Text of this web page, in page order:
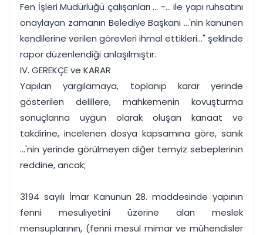
Fen İşleri Müdürlüğü çalışanları ... -... ile yapı ruhsatını
onaylayan zamanın Belediye Başkanı ...'nin kanunen
kendilerine verilen görevleri ihmal ettikleri..." şeklinde
rapor düzenlendiği anlaşılmıştır.
IV. GEREKÇE ve KARAR
Yapılan yargılamaya, toplanıp karar yerinde
gösterilen delillere, mahkemenin kovuşturma
sonuçlarına uygun olarak oluşan kanaat ve
takdirine, incelenen dosya kapsamına göre, sanık
...'nin yerinde görülmeyen diğer temyiz sebeplerinin
reddine, ancak;
3194 sayılı İmar Kanunun 28. maddesinde yapının
fenni mesuliyetini üzerine alan meslek
mensuplarının, (fenni mesul mimar ve mühendisler